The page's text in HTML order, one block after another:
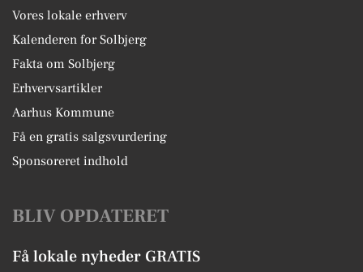
Vores lokale erhverv
Kalenderen for Solbjerg
Fakta om Solbjerg
Erhvervsartikler
Aarhus Kommune
Få en gratis salgsvurdering
Sponsoreret indhold
BLIV OPDATERET
Få lokale nyheder GRATIS